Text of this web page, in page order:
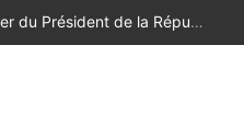
M. Bourita reçoit le conseiller du Président de la République de Roumanie, porteur d’un message adressé à SM le Roi